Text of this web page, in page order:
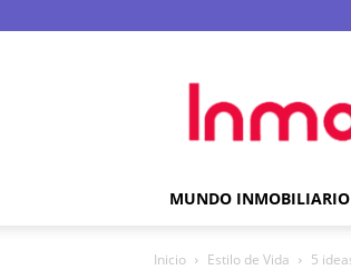
MUNDO INMOBILIARIO
Inicio Estilo de Vida 5